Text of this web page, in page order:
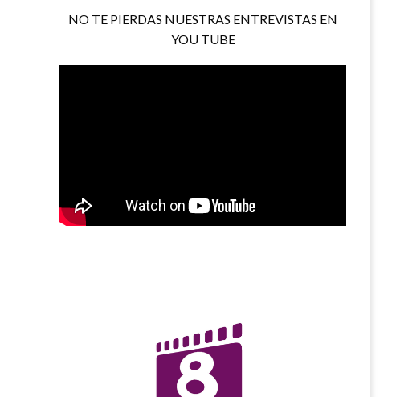
NO TE PIERDAS NUESTRAS ENTREVISTAS EN
YOU TUBE